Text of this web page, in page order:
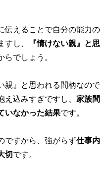
伝えることで自分の能力の
し、
『情けない親』と思
らでしょう。
親』と思われる間柄なので
込みすぎですし、 家族間
いなかった結果です。
ですから、強がらず仕事内
切です。